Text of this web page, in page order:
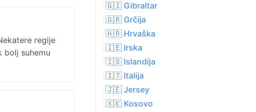
regije
bolj suhemu
🇬🇮 Gibraltar
🇬🇷 Grčija
🇭🇷 Hrvaška
🇮🇪 Irska
🇮🇸 Islandija
🇮🇹 Italija
🇯🇪 Jersey
🇽🇰 Kosovo